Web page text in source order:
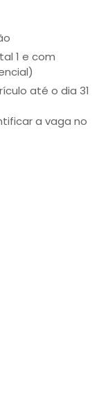
1 e com
até o dia 31
a vaga no